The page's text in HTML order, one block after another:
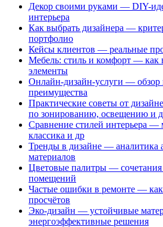
Декор своими руками — DIY-
интерьера
Как выбрать дизайнера —
портфолио
Кейсы клиентов — реальные
Мебель: стиль и комфорт — как
элементы
Онлайн-дизайн-услуги — обзор
преимущества
Практические советы от
по зонированию, освещению и
Сравнение стилей интерьера —
классика и др
Тренды в дизайне — аналитика
материалов
Цветовые палитры — сочетания
помещений
Частые ошибки в ремонте —
просчётов
Эко-дизайн — устойчивые
энергоэффективные решения